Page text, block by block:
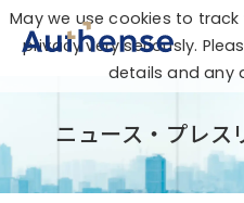
ニュース・プレス
May we use cookies to
privacy very seriously.
details and any